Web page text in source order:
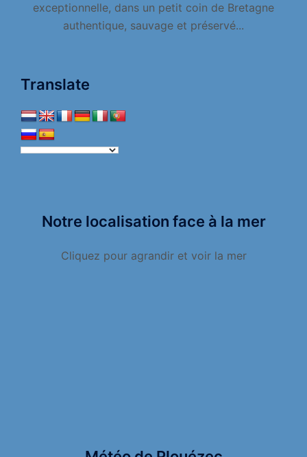
exceptionnelle, dans un petit coin de Bretagne
authentique, sauvage et préservé...
Translate
Notre localisation face à la mer
Cliquez pour agrandir et voir la mer